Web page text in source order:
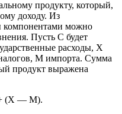
продукту, который,
доходу. Из
компонентами можно
Пусть C будет
расходы, X
M импорта. Сумма
продукт выражена
(X — M).